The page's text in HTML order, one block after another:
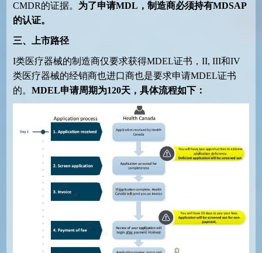
CMDR的证据。 为了申请MDL ，制造商必须持有MDSAP
的认证。
三、上市路径
I类医疗器械的制造商仅要求获得MDEL证书，II, III和IV
类医疗器械的经销商也进口商也是要求申请MDEL证书
的。 MDEL申请周期为120天，具体流程如下：